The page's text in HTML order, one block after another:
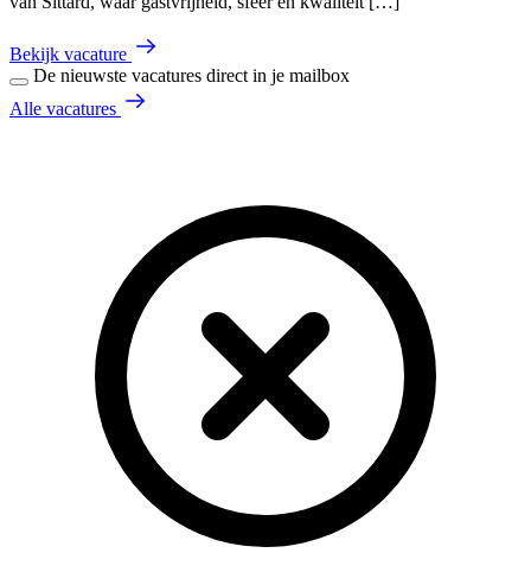
Bekijk vacature
De nieuwste vacatures direct in je mailbox
Alle vacatures